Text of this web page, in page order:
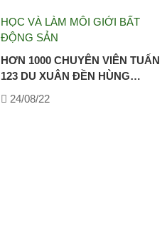
HỌC VÀ LÀM MÔI GIỚI BẤT
ĐỘNG SẢN
HƠN 1000 CHUYÊN VIÊN TUẤN
123 DU XUÂN ĐỀN HÙNG…
24/08/22